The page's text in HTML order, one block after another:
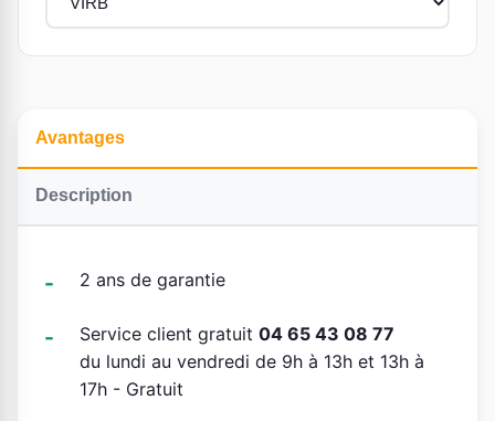
Avantages
Description
2 ans de garantie
Service client gratuit 04 65 43 08 77
du lundi au vendredi de 9h à 13h et 13h à
17h - Gratuit